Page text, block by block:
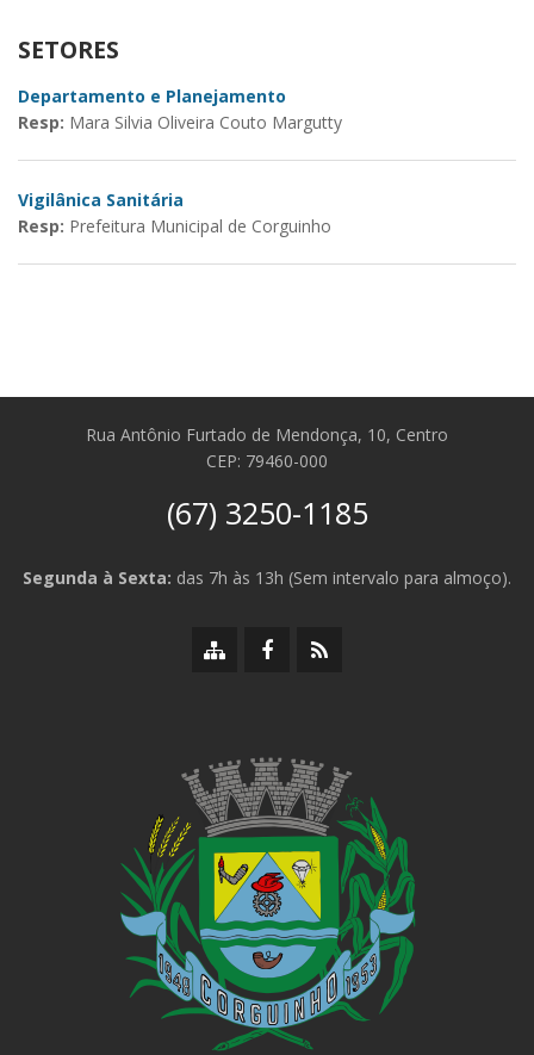
SETORES
Departamento e Planejamento
Resp: Mara Silvia Oliveira Couto Margutty
Vigilânica Sanitária
Resp: Prefeitura Municipal de Corguinho
Rua Antônio Furtado de Mendonça, 10, Centro
CEP: 79460-000
(67) 3250-1185
Segunda à Sexta: das 7h às 13h (Sem intervalo para almoço).
MapaFacebook
RSS